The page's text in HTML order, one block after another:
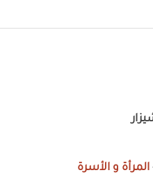
المرأة و الأسرة